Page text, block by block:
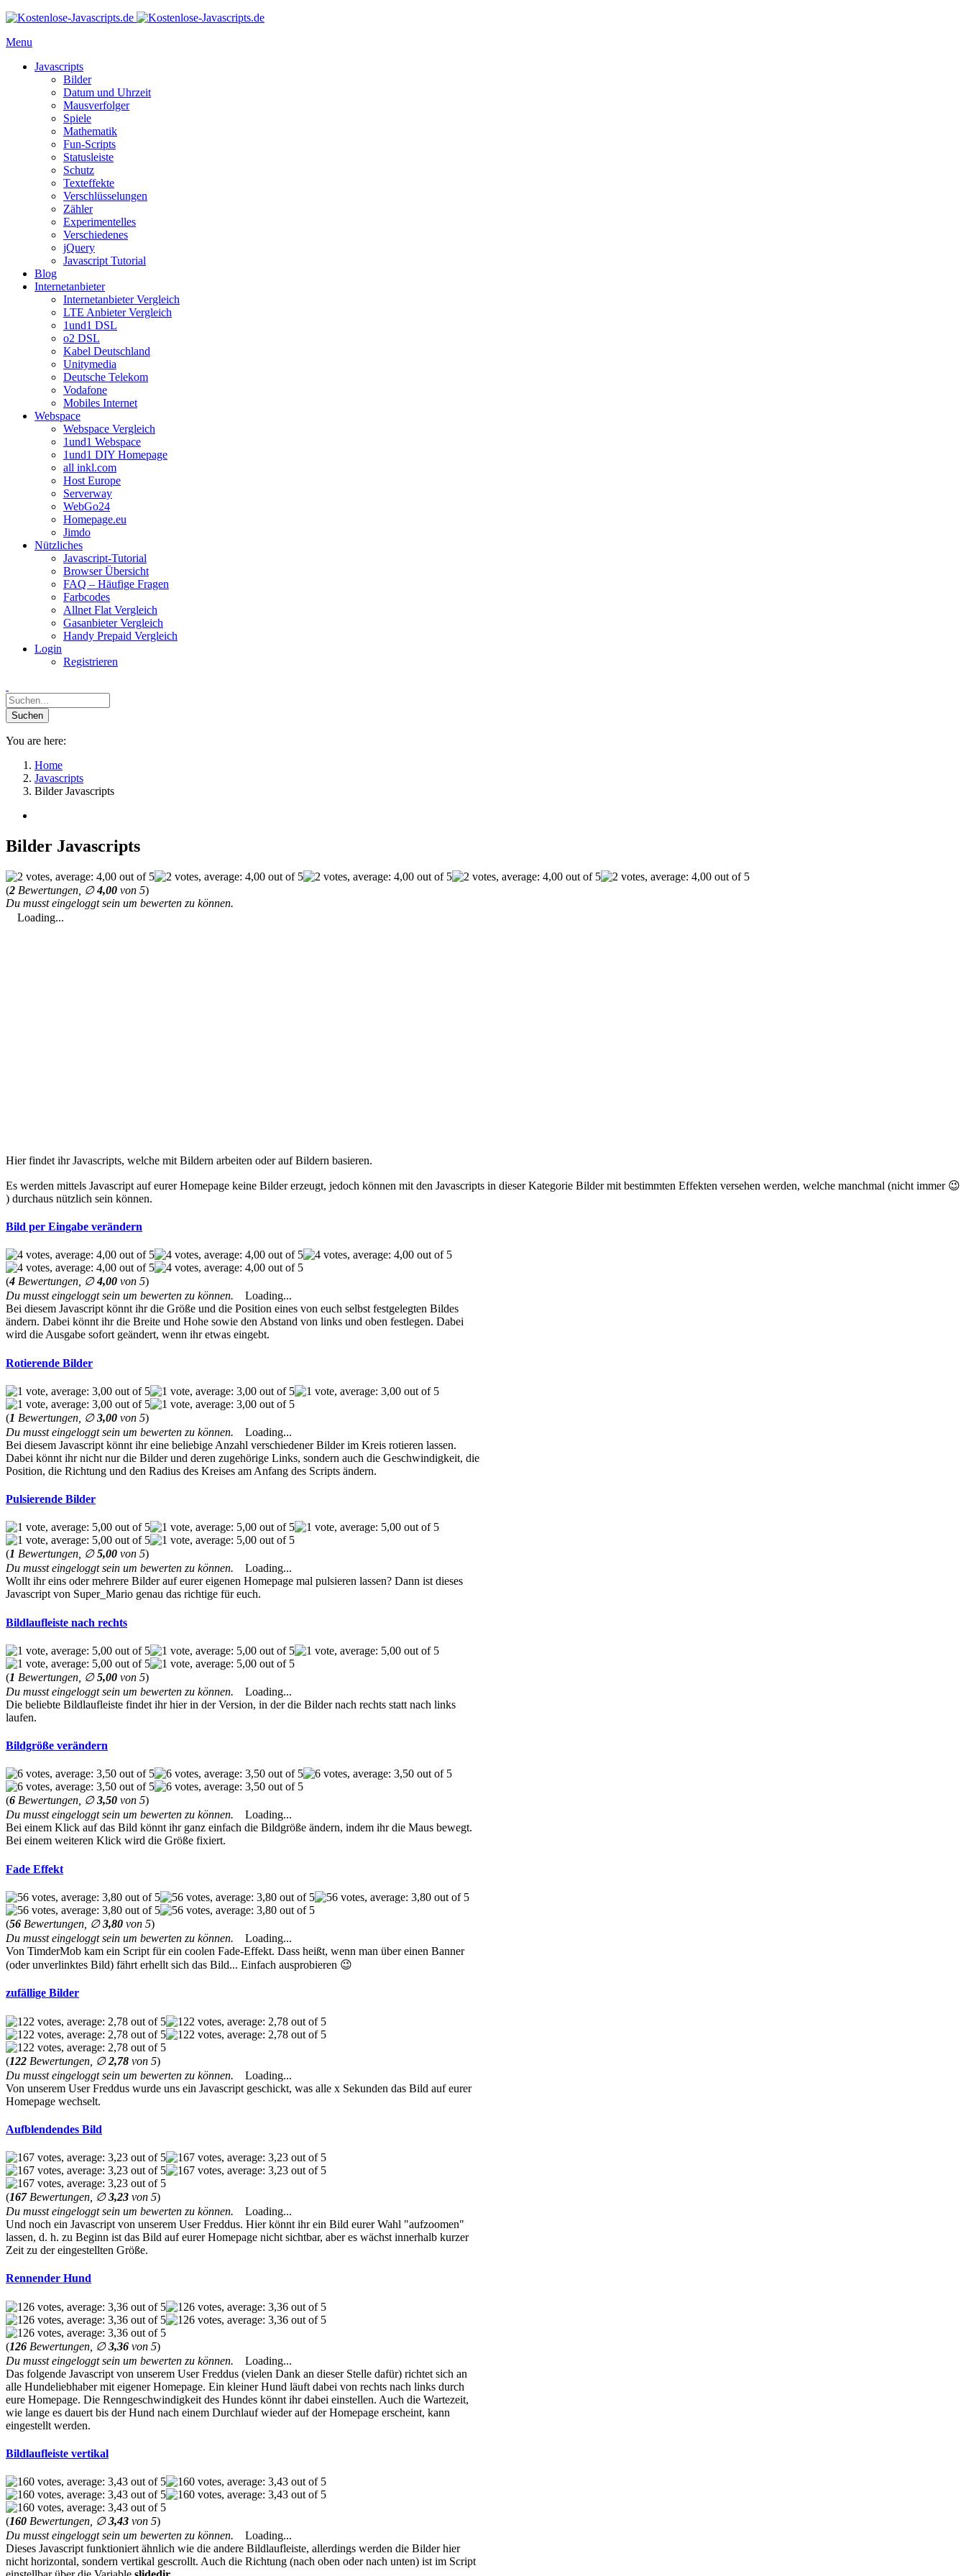
Menu
Javascripts
Bilder
Datum und Uhrzeit
Mausverfolger
Spiele
Mathematik
Fun-Scripts
Statusleiste
Schutz
Texteffekte
Verschlüsselungen
Zähler
Experimentelles
Verschiedenes
jQuery
Javascript Tutorial
Blog
Internetanbieter
Internetanbieter Vergleich
LTE Anbieter Vergleich
1und1 DSL
o2 DSL
Kabel Deutschland
Unitymedia
Deutsche Telekom
Vodafone
Mobiles Internet
Webspace
Webspace Vergleich
1und1 Webspace
1und1 DIY Homepage
all inkl.com
Host Europe
Serverway
WebGo24
Homepage.eu
Jimdo
Nützliches
Javascript-Tutorial
Browser Übersicht
FAQ – Häufige Fragen
Farbcodes
Allnet Flat Vergleich
Gasanbieter Vergleich
Handy Prepaid Vergleich
Login
Registrieren
You are here:
Home
Javascripts
Bilder Javascripts
Bilder Javascripts
(2 Bewertungen, ∅4,00 von 5)
Du musst eingeloggt sein um bewerten zu können.
Loading...
Hier findet ihr Javascripts, welche mit Bildern arbeiten oder auf Bildern basieren.
Es werden mittels Javascript auf eurer Homepage keine Bilder erzeugt, jedoch können mit den Javascripts in dieser Kategorie Bilder mit bestimmten Effekten versehen werden, welche manchmal (nicht immer 😉
) durchaus nützlich sein können.
Bild per Eingabe verändern
(4 Bewertungen, ∅4,00 von 5)
Du musst eingeloggt sein um bewerten zu können.
Loading...
Bei diesem Javascript könnt ihr die Größe und die Position eines von euch selbst festgelegten Bildes
ändern. Dabei könnt ihr die Breite und Hohe sowie den Abstand von links und oben festlegen. Dabei
wird die Ausgabe sofort geändert, wenn ihr etwas eingebt.
Rotierende Bilder
(1 Bewertungen, ∅3,00 von 5)
Du musst eingeloggt sein um bewerten zu können.
Loading...
Bei diesem Javascript könnt ihr eine beliebige Anzahl verschiedener Bilder im Kreis rotieren lassen.
Dabei könnt ihr nicht nur die Bilder und deren zugehörige Links, sondern auch die Geschwindigkeit, die
Position, die Richtung und den Radius des Kreises am Anfang des Scripts ändern.
Pulsierende Bilder
(1 Bewertungen, ∅5,00 von 5)
Du musst eingeloggt sein um bewerten zu können.
Loading...
Wollt ihr eins oder mehrere Bilder auf eurer eigenen Homepage mal pulsieren lassen? Dann ist dieses
Javascript von Super_Mario genau das richtige für euch.
Bildlaufleiste nach rechts
(1 Bewertungen, ∅5,00 von 5)
Du musst eingeloggt sein um bewerten zu können.
Loading...
Die beliebte Bildlaufleiste findet ihr hier in der Version, in der die Bilder nach rechts statt nach links
laufen.
Bildgröße verändern
(6 Bewertungen, ∅3,50 von 5)
Du musst eingeloggt sein um bewerten zu können.
Loading...
Bei einem Klick auf das Bild könnt ihr ganz einfach die Bildgröße ändern, indem ihr die Maus bewegt.
Bei einem weiteren Klick wird die Größe fixiert.
Fade Effekt
(56 Bewertungen, ∅3,80 von 5)
Du musst eingeloggt sein um bewerten zu können.
Loading...
Von TimderMob kam ein Script für ein coolen Fade-Effekt. Dass heißt, wenn man über einen Banner
(oder unverlinktes Bild) fährt erhellt sich das Bild... Einfach ausprobieren 😉
zufällige Bilder
(122 Bewertungen, ∅2,78 von 5)
Du musst eingeloggt sein um bewerten zu können.
Loading...
Von unserem User Freddus wurde uns ein Javascript geschickt, was alle x Sekunden das Bild auf eurer
Homepage wechselt.
Aufblendendes Bild
(167Bewertungen, ∅3,23 von 5)
Du musst eingeloggt sein um bewerten zu können.
Loading...
Und noch ein Javascript von unserem User Freddus. Hier könnt ihr ein Bild eurer Wahl "aufzoomen"
lassen, d. h. zu Beginn ist das Bild auf eurer Homepage nicht sichtbar, aber es wächst innerhalb kurzer
Zeit zu der eingestellten Größe.
Rennender Hund
(126 Bewertungen, ∅3,36 von 5)
Du musst eingeloggt sein um bewerten zu können.
Loading...
Das folgende Javascript von unserem User Freddus (vielen Dank an dieser Stelle dafür) richtet sich an
alle Hundeliebhaber mit eigener Homepage. Ein kleiner Hund läuft dabei von rechts nach links durch
eure Homepage. Die Renngeschwindigkeit des Hundes könnt ihr dabei einstellen. Auch die Wartezeit,
wie lange es dauert bis der Hund nach einem Durchlauf wieder auf der Homepage erscheint, kann
eingestellt werden.
Bildlaufleiste vertikal
(160 Bewertungen, ∅3,43 von 5)
Du musst eingeloggt sein um bewerten zu können.
Loading...
Dieses Javascript funktioniert ähnlich wie die andere Bildlaufleiste, allerdings werden die Bilder hier
nicht horizontal, sondern vertikal gescrollt. Auch die Richtung (nach oben oder nach unten) ist im Script